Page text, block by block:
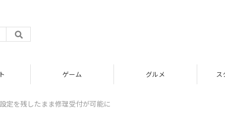
ゲーム スタートアップ
定を残したまま修理受付が可能に